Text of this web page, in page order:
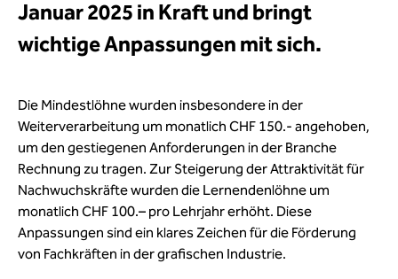
Januar 2025 in Kraft und bringt
wichtige Anpassungen mit sich.
Die Mindestlöhne wurden insbesondere in der
Weiterverarbeitung um monatlich CHF 150.- angehoben,
um den gestiegenen Anforderungen in der Branche
Rechnung zu tragen. Zur Steigerung der Attraktivität für
Nachwuchskräfte wurden die Lernendenlöhne um
monatlich CHF 100.– pro Lehrjahr erhöht. Diese
Anpassungen sind ein klares Zeichen für die Förderung
von Fachkräften in der grafischen Industrie.